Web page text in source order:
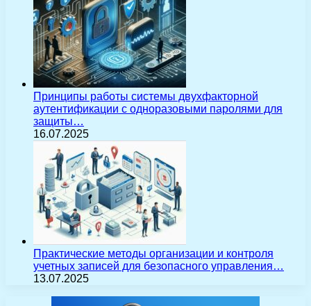
Принципы работы системы двухфакторной
аутентификации с одноразовыми паролями для
защиты…
16.07.2025
Практические методы организации и контроля
учетных записей для безопасного управления…
13.07.2025